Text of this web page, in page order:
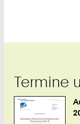
Termine